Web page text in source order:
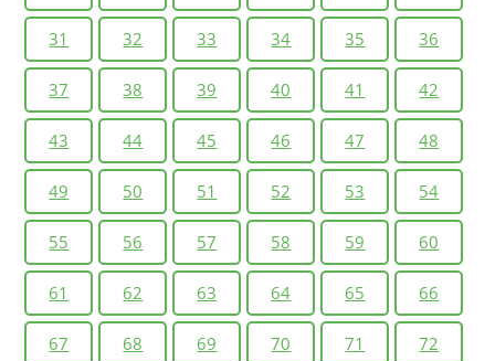
31 32 33 34 35 36
37 38 39 40 41 42
43 44 45 46 47 48
49 50 51 52 53 54
55 56 57 58 59 60
61 62 63 64 65 66
67 68 69 70 71 72